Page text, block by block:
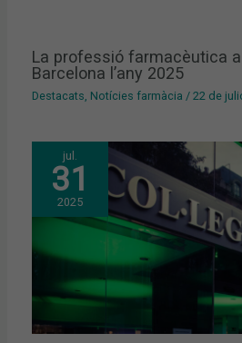
La professió farmacèutica
Barcelona l’any 2025
Destacats, Notícies farmàcia /22 de
jul.
31
2025